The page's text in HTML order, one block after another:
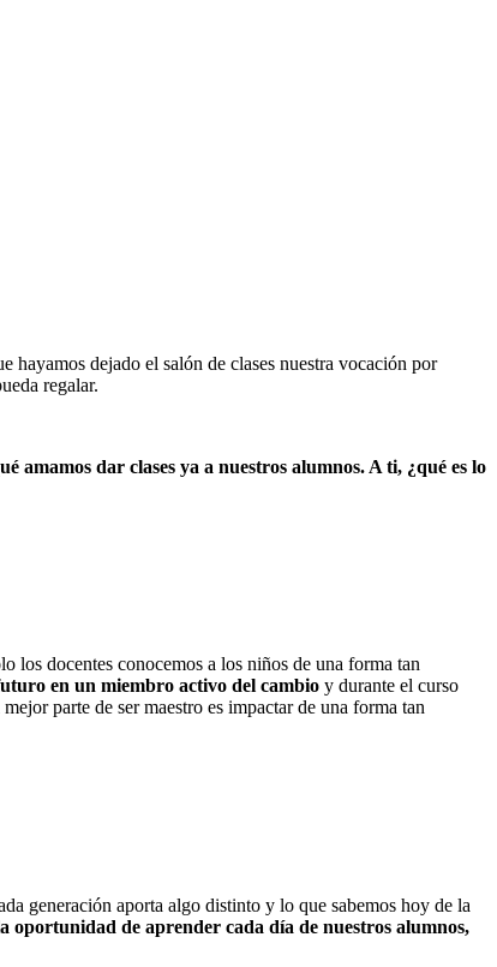
hayamos dejado el salón de clases nuestra vocación por
regalar.
dar clases ya a nuestros alumnos. A ti, ¿qué es lo
los docentes conocemos a los niños de una forma tan
en un miembro activo del cambio y durante el curso
parte de ser maestro es impactar de una forma tan
generación aporta algo distinto y lo que sabemos hoy de la
oportunidad de aprender cada día de nuestros alumnos,